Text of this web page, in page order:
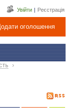
оголошення
Увійти | Реєстрація
›